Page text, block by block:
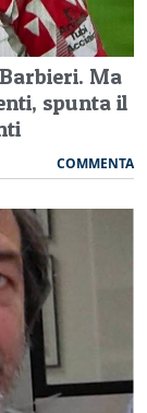
Ma
spunta il
COMMENTA